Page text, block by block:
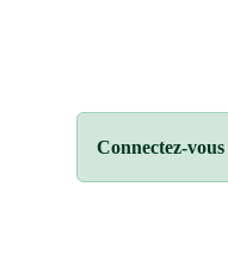
Connectez-vous